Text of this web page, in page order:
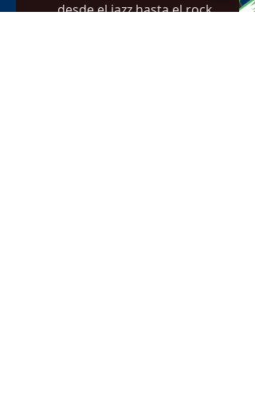
desde el jazz hasta el rock,